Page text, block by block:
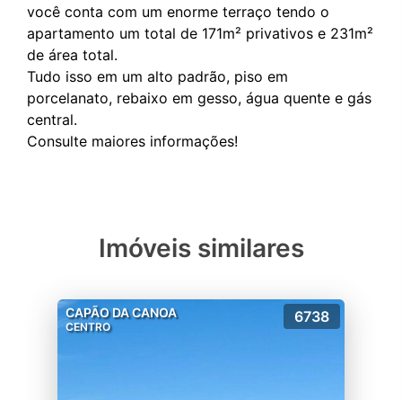
você conta com um enorme terraço tendo o
apartamento um total de 171m² privativos e 231m²
de área total.
Tudo isso em um alto padrão, piso em
porcelanato, rebaixo em gesso, água quente e gás
central.
Imóveis similares
CAPÃO DA CANOA
CENTRO
6738